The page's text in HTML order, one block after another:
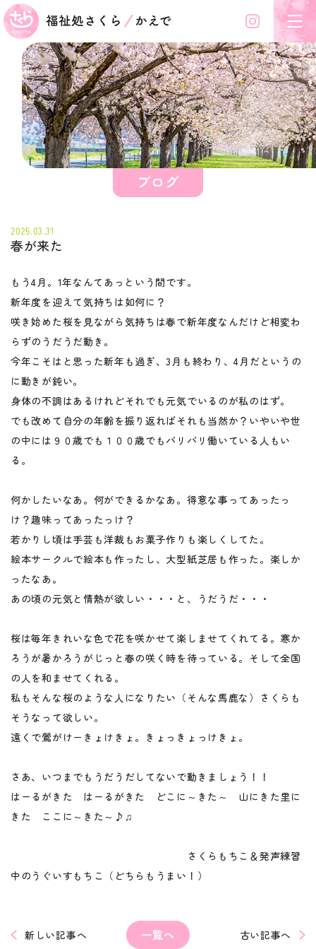
福祉処さくら/かえで
Instagram
ブログ
2025.03.31
春が来た
もう4月。1年なんてあっという間です。
新年度を迎えて気持ちは如何に？
咲き始めた桜を見ながら気持ちは春で新年度なんだけど相変わ
らずのうだうだ動き。
今年こそはと思った新年も過ぎ、3月も終わり、4月だというの
に動きが鈍い。
身体の不調はあるけれどそれでも元気でいるのが私のはず。
でも改めて自分の年齢を振り返ればそれも当然か？いやいや世
の中には９０歳でも１００歳でもバリバリ働いている人もい
る。
何かしたいなあ。何ができるかなあ。得意な事ってあったっ
け？趣味ってあったっけ？
若かりし頃は手芸も洋裁もお菓子作りも楽しくしてた。
絵本サークルで絵本も作ったし、大型紙芝居も作った。楽しか
ったなあ。
あの頃の元気と情熱が欲しい・・・と、うだうだ・・・
桜は毎年きれいな色で花を咲かせて楽しませてくれてる。寒か
ろうが暑かろうがじっと春の咲く時を待っている。そして全国
の人を和ませてくれる。
私もそんな桜のような人になりたい（そんな馬鹿な）さくらも
そうなって欲しい。
遠くで鶯がけーきょけきょ。きょっきょっけきょ。
さあ、いつまでもうだうだしてないで動きましょう！！
はーるがきた はーるがきた どこに～きた～ 山にきた里に
きた ここに～きた～♪♫
さくらもちこ＆発声練習
中のうぐいすもちこ（どちらもうまい！）
新しい記事へ 一覧へ 古い記事へ